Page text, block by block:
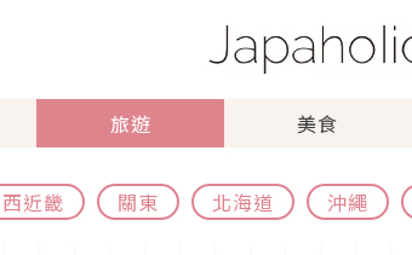
旅遊 美食
近畿 關東 北海道 沖繩